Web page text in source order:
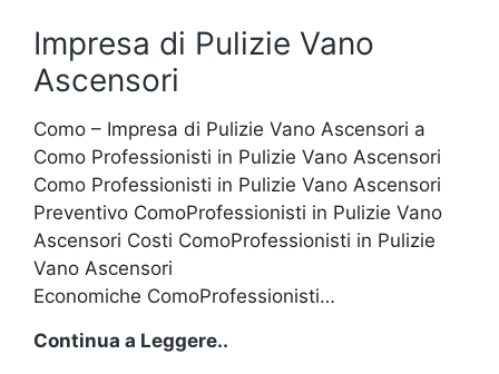
Impresa di Pulizie Vano
Ascensori
Como – Impresa di Pulizie Vano Ascensori a
Como Professionisti in Pulizie Vano Ascensori
Como Professionisti in Pulizie Vano Ascensori
Preventivo ComoProfessionisti in Pulizie Vano
Ascensori Costi ComoProfessionisti in Pulizie
Vano Ascensori
Economiche ComoProfessionisti…
Continua a Leggere..